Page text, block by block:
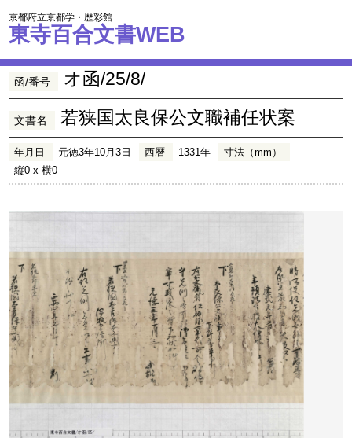
京都府立京都学・歴彩館
東寺百合文書WEB
函/番号 オ函/25/8/
文書名 若狭国太良保公文職補任状案
年月日 元徳3年10月3日 西暦 1331年
寸法（mm）
縦0 x 横0